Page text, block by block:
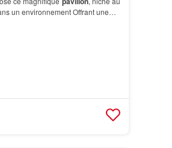
un environnement Offrant une
b…